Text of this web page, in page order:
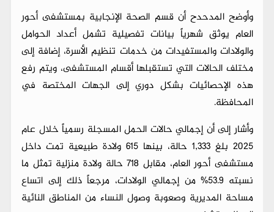
وأوضح المدحدح أن قسم الصحة الإنجابية بمستشفى أحور
العام يوثق شهرياً بيانات تفصيلية تشمل أعداد الحوامل
والولادات والمستفيدات من خدمات تنظيم الأسرة، إضافة إلى
مختلف الحالات التي تستقبلها أقسام المستشفى، ويتم رفع
هذه الإحصائيات بشكل دوري إلى الجهات المختصة في
المحافظة.
وأشار إلى أن إجمالي حالات الحمل المسجلة رسمياً خلال عام
2025 بلغ 1,333 حالة، بينها 615 ولادة طبيعية تمت داخل
مستشفى أحور العام، مقابل 718 حالة ولادة منزلية تمثل ما
نسبته 53.9% من إجمالي الولادات، مرجعاً ذلك إلى اتساع
مساحة المديرية وصعوبة وصول النساء من المناطق النائية